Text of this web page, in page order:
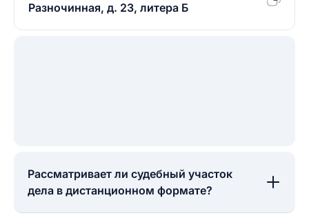
Разночинная, д. 23, литера Б
Рассматривает ли судебный участок
дела в дистанционном формате?